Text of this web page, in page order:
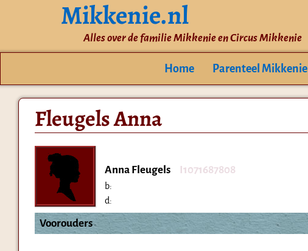
Mikkenie.nl
Alles over de familie Mikkenie en Circus Mikkenie
Home Parenteel Mikkenie
Fleugels Anna
Anna Fleugels I1071687808
b:
d:
Voorouders